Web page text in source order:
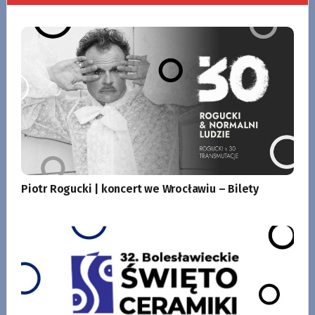
Piotr Rogucki | koncert we Wrocławiu – Bilety